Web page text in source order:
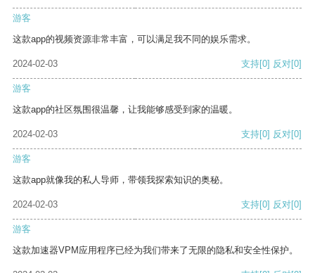
游客
这款app的视频资源非常丰富，可以满足我不同的娱乐需求。
2024-02-03 支持[0] 反对[0]
游客
这款app的社区氛围很温馨，让我能够感受到家的温暖。
2024-02-03 支持[0] 反对[0]
游客
这款app就像我的私人导师，带领我探索知识的奥秘。
2024-02-03 支持[0] 反对[0]
游客
这款加速器VPM应用程序已经为我们带来了无限的隐私和安全性保护。